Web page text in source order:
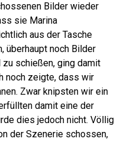
Bilder wieder
sie Marina
aus der Tasche
überhaupt noch Bilder
schießen, ging damit
noch zeigte, dass wir
Zwar knipsten wir ein
damit eine der
dies jedoch nicht. Völlig
der Szenerie schossen,